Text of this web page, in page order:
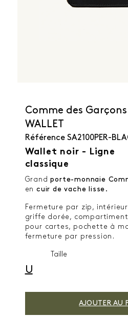
Comme des Garçons
WALLET
Référence SA2100PER-
Wallet noir - Ligne
classique
Grand porte-monnaie
en cuir de vache lisse.
Fermeture par zip,
griffe dorée,
pour cartes, pochette à
fermeture par pression.
Taille
U
AJOUTER AU